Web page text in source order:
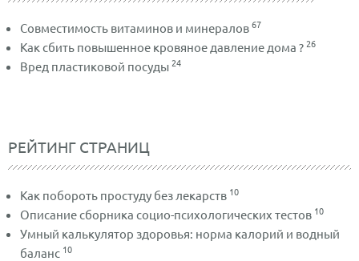
Совместимость витаминов и минералов67
Как сбить повышенное кровяное давление дома ?26
Вред пластиковой посуды24
РЕЙТИНГ СТРАНИЦ
Как побороть простуду без лекарств 10
Описание сборника социо-психологических тестов 10
Умный калькулятор здоровья: норма калорий и водный
баланс 10